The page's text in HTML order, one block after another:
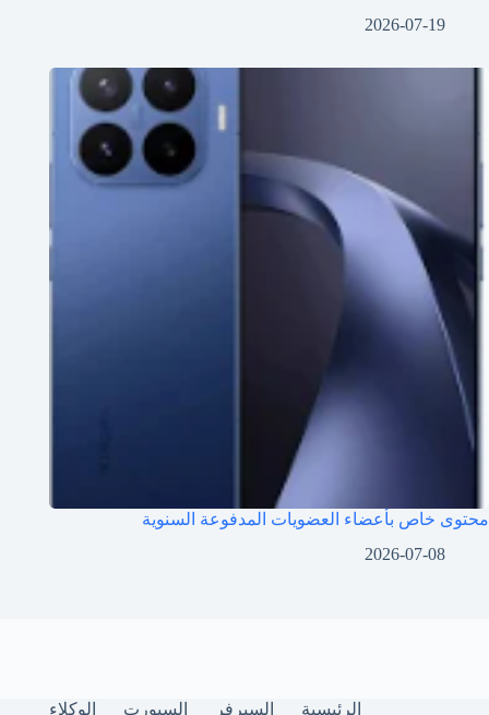
2026-07-19
محتوى خاص بأعضاء العضويات المدفوعة السنوية
2026-07-08
الرئيسية السيرفر السبورت الوكلاء